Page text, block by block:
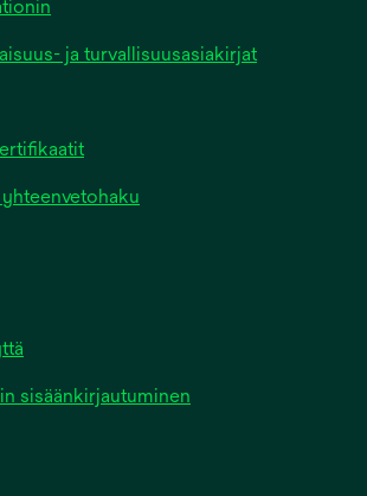
ja turvallisuusasiakirjat
sisäänkirjautuminen